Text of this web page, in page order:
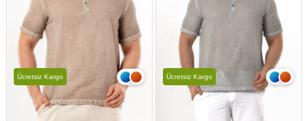
Ücretsiz Kargo Ücretsiz Kargo